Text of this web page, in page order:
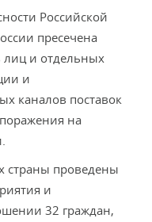
Российской
пресечена
лиц и отдельных
и
каналов поставок
на
страны проведены
и
32 граждан,